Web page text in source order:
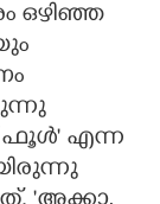
ഒഴിഞ്ഞ
ഫൂൾ' എന്ന